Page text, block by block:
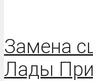
Замена
Лады